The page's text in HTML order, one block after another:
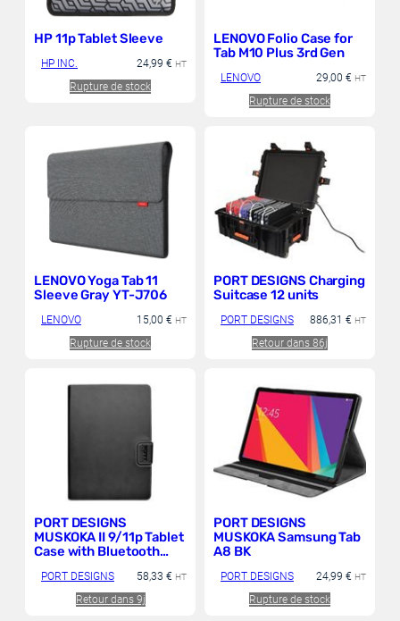
HP 11p Tablet Sleeve
HP INC. 24,99 € HT
Rupture de stock
LENOVO Folio Case for
Tab M10 Plus 3rd Gen
LENOVO 29,00 € HT
Rupture de stock
LENOVO Yoga Tab 11
Sleeve Gray YT-J706
LENOVO 15,00 € HT
Rupture de stock
PORT DESIGNS Charging
Suitcase 12 units
PORT DESIGNS 886,31 € HT
Retour dans 86j
PORT DESIGNS
MUSKOKA II 9/11p Tablet
Case with Bluetooth
PORT DESIGNS 58,33 € HT
Retour dans 9j
PORT DESIGNS
MUSKOKA Samsung Tab
A8 BK
PORT DESIGNS 24,99 € HT
Rupture de stock